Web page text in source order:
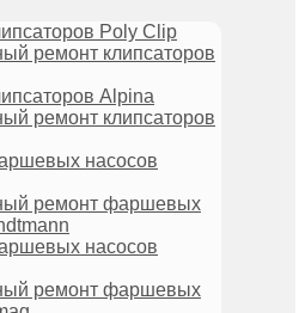
Poly Clip
ремонт клипсаторов
Alpina
ремонт клипсаторов
насосов
ремонт фаршевых
насосов
ремонт фаршевых